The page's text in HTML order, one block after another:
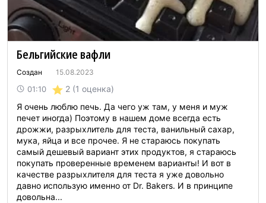
Бельгийские вафли
Создан 15.08.2023
01:10 2 (1 оценка)
Я очень люблю печь. Да чего уж там, у меня и муж
печет иногда) Поэтому в нашем доме всегда есть
дрожжи, разрыхлитель для теста, ванильный сахар,
мука, яйца и все прочее. Я не стараюсь покупать
самый дешевый вариант этих продуктов, я стараюсь
покупать проверенные временем варианты! И вот в
качестве разрыхлителя для теста я уже довольно
давно использую именно от Dr. Bakers. И в принципе
довольна...